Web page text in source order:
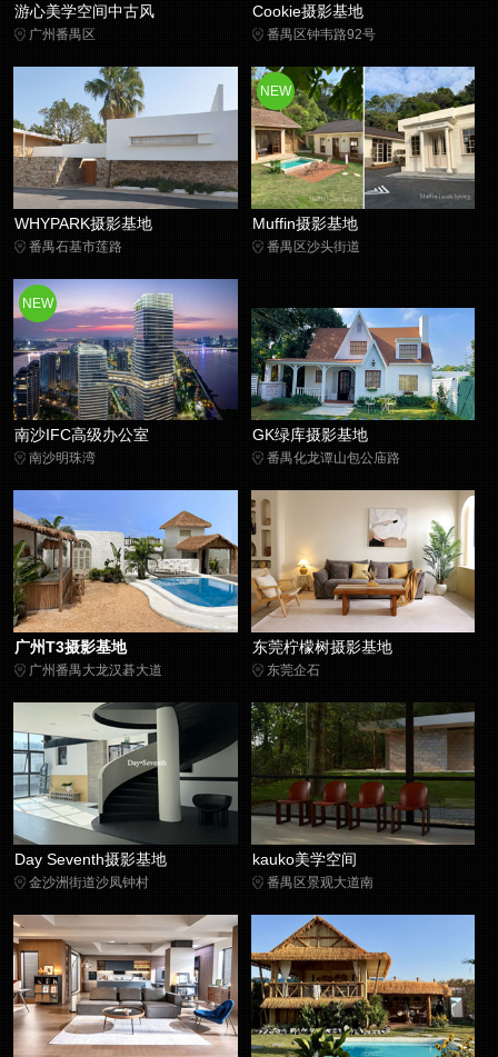
游心美学空间中古风
广州番禺区
Cookie摄影基地
番禺区钟韦路92号
WHYPARK摄影基地
番禺石基市莲路
NEW
Muffin摄影基地
番禺区沙头街道
NEW
南沙IFC高级办公室
南沙明珠湾
GK绿库摄影基地
番禺化龙谭山包公庙路
广州T3摄影基地
广州番禺大龙汉碁大道
东莞柠檬树摄影基地
东莞企石
Day Seventh摄影基地
金沙洲街道沙凤钟村
kauko美学空间
番禺区景观大道南